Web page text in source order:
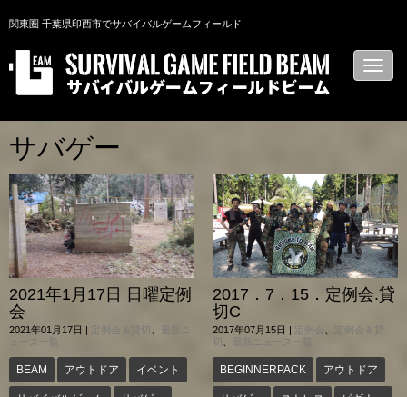
関東圏 千葉県印西市でサバイバルゲームフィールド
N
a
g
o
n
サバゲー
2021年1月17日 日曜定例
会
2021年01月17日 定例会＆貸切 、
最新ニ
ュース一覧
BEAM アウトドア イベント
2017．7．15．定例会.貸
切C
2017年07月15日 定例会 、
定例会＆貸
切 、 最新ニュース一覧
BEGINNERPACK アウトドア